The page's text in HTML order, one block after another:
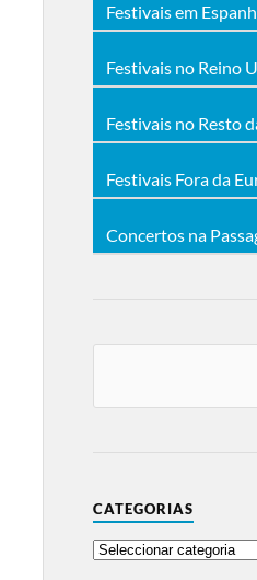
Festivais em
Festivais no Reino
Festivais no Resto
Festivais Fora da
Concertos na
CATEGORIAS